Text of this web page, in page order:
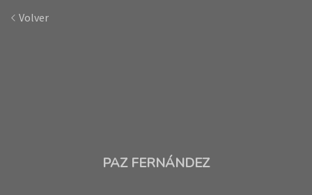
Volver
PAZ FERNÁNDEZ